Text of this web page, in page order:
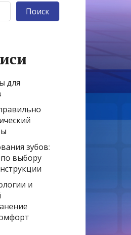
Поиск
для
зубов:
выбору
и